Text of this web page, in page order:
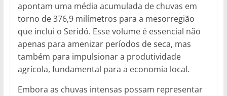
apontam uma média acumulada de chuvas em
torno de 376,9 milímetros para a mesorregião
que inclui o Seridó. Esse volume é essencial não
apenas para amenizar períodos de seca, mas
também para impulsionar a produtividade
agrícola, fundamental para a economia local.
Embora as chuvas intensas possam representar